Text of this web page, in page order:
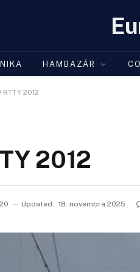
HAMBAZÁR
RTTY 2012
2012
Updated: 18. novembra 2025